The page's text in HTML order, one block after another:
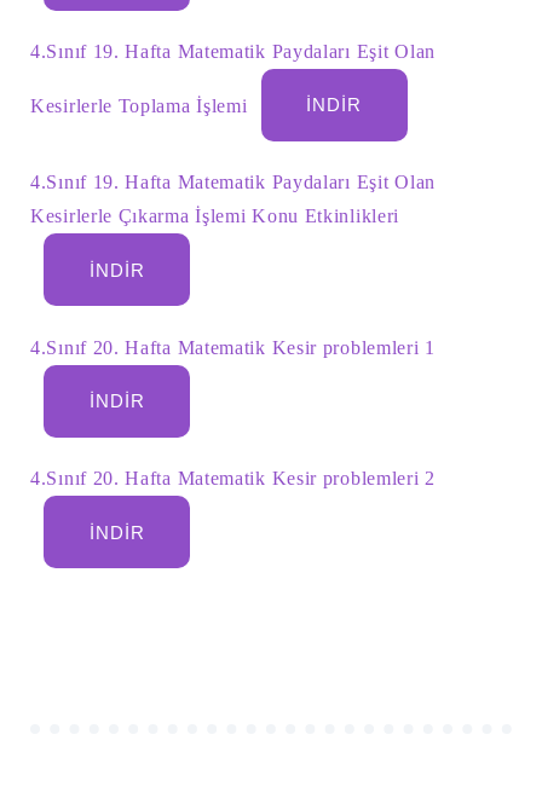
4.Sınıf 19. Hafta Matematik Paydaları Eşit Olan
Kesirlerle Toplama İşlemi İNDIR
4.Sınıf 19. Hafta Matematik Paydaları Eşit Olan
Kesirlerle Çıkarma İşlemi Konu Etkinlikleri
İNDIR
4.Sınıf 20. Hafta Matematik Kesir problemleri 1
İNDIR
4.Sınıf 20. Hafta Matematik Kesir problemleri 2
İNDIR